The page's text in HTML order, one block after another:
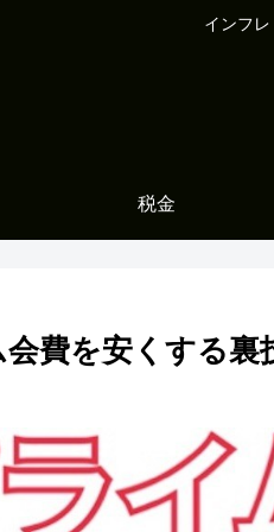
インフ
税金
費を安くする裏